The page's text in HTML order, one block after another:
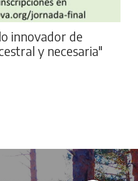
innovador de
y necesaria"